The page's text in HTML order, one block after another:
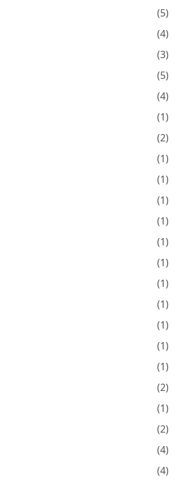
(5)
(4)
(3)
(5)
(4)
(1)
(2)
(1)
(1)
(1)
(1)
(1)
(1)
(1)
(1)
(1)
(1)
(1)
(2)
(1)
(2)
(4)
(4)